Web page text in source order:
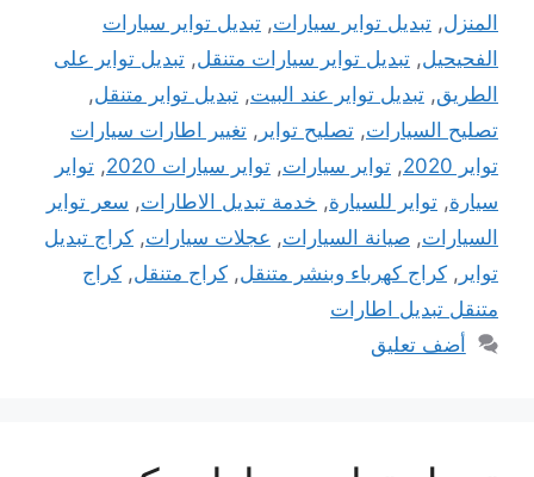
المنزل, تبديل تواير سيارات, تبديل تواير سيارات
الفحيحيل, تبديل تواير سيارات متنقل, تبديل تواير على
الطريق, تبديل تواير عند البيت, تبديل تواير متنقل,
تصليح السيارات, تصليح تواير , تغيير اطارات سيارات
تواير 2020
, تواير سيارات, تواير سيارات 2020 , تواير
سيارة, تواير للسيارة, خدمة تبديل الاطارات, سعر تواير
السيارات, صيانة السيارات, عجلات سيارات, كراج تبديل
تواير , كراج كهرباء وبنشر متنقل, كراج متنقل, كراج
متنقل تبديل اطارات
أضف تعليق